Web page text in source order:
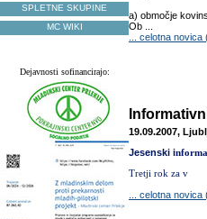
SPLETNE SKUPINE
MC WIKI
Dejavnosti sofinancirajo:
a) območje
Ob ...
... celotna
19.09.2007,
Jesenski i
Tretji rok za v
... celotna